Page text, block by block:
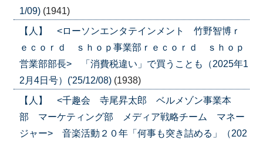
1/09) (1941)
【人】 <ローソンエンタテインメント 竹野智博ｒ
ｅｃｏｒｄ ｓｈｏｐ事業部ｒｅｃｏｒｄ ｓｈｏｐ
営業部部長> 「消費税違い」で買うことも（2025年1
2月4日号）('25/12/08) (1938)
【人】 <千趣会 寺尾昇太郎 ベルメゾン事業本
部 マーケティング部 メディア戦略チーム マネー
ジャー> 音楽活動２０年「何事も突き詰める」（202